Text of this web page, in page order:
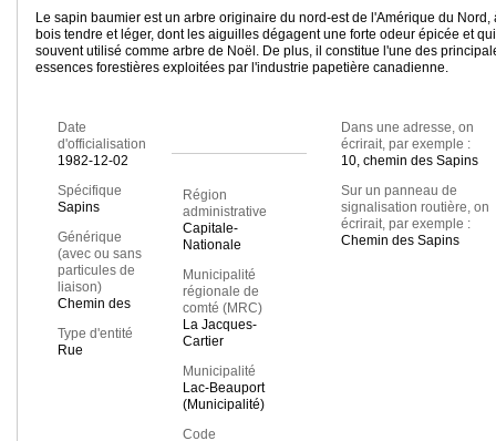
Le sapin baumier est un arbre originaire du nord-est de l'Amérique du Nord,
bois tendre et léger, dont les aiguilles dégagent une forte odeur épicée et
souvent utilisé comme arbre de Noël . De plus, il constitue l'une des
essences forestières exploitées par l'industrie papetière canadienne.
Date
d'officialisation
1982-12-02
Spécifique
Sapins
Générique
(avec ou sans
particules de
liaison)
Chemin des
Type d'entité
Rue
Région
administrative
Capitale-
Nationale
Municipalité
régionale de
comté (MRC)
La Jacques-
Cartier
Municipalité
Lac-Beauport
(Municipalité)
Code
Dans une adresse, on
écrirait, par exemple :
10, chemin des Sapins
Sur un panneau de
signalisation routière, on
écrirait, par exemple :
Chemin des Sapins